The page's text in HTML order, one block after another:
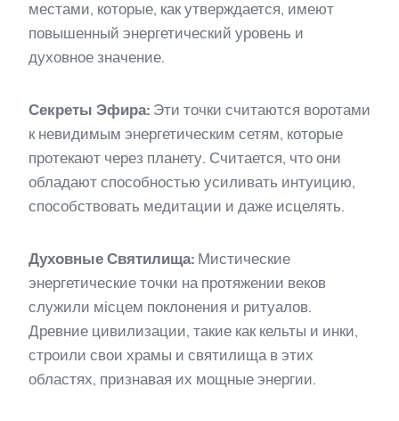
местами, которые, как утверждается, имеют
повышенный энергетический уровень и
духовное значение.
Секреты Эфира: Эти точки считаются воротами
к невидимым энергетическим сетям, которые
протекают через планету. Считается, что они
обладают способностью усиливать интуицию,
способствовать медитации и даже исцелять.
Духовные Святилища: Мистические
энергетические точки на протяжении веков
служили місцем поклонения и ритуалов.
Древние цивилизации, такие как кельты и инки,
строили свои храмы и святилища в этих
областях, признавая их мощные энергии.